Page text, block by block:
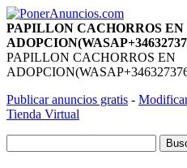
PAPILLON CACHORROS EN
PAPILLON CACHORROS EN
Publicar anuncios gratis -
Tienda Virtual